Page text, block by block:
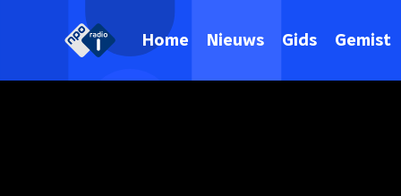
Home Nieuws Gids Gemist